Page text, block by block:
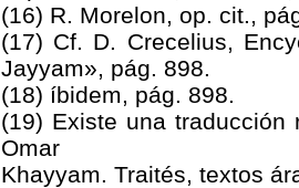
(16) R. Morelon, op. cit.,
(17) Cf. D. Crecelius,
Jayyam», pág. 898.
(18) íbidem, pág. 898.
(19) Existe una traducción
Omar
Khayyam. Traités, textos